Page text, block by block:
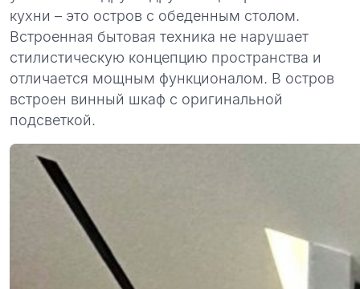
кухни – это остров с обеденным столом.
Встроенная бытовая техника не нарушает
стилистическую концепцию пространства и
отличается мощным функционалом. В остров
встроен винный шкаф с оригинальной
подсветкой.